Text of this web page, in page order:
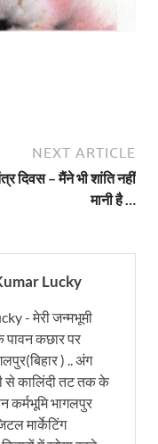
NEXT ARTICLE
दिवस – मैंने भी शांति नहीं
मानी है …
Lucky
- मेरी जन्मभूमी
पावन कछार पर
) .. अंग
से कालिंदी तट तक के
कर्मभूमि भागलपुर
मार्केटिंग